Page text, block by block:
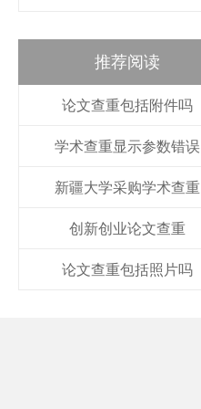
推荐阅读
论文查重包括附件吗
学术查重显示参数错误
新疆大学采购学术查重
创新创业论文查重
论文查重包括照片吗